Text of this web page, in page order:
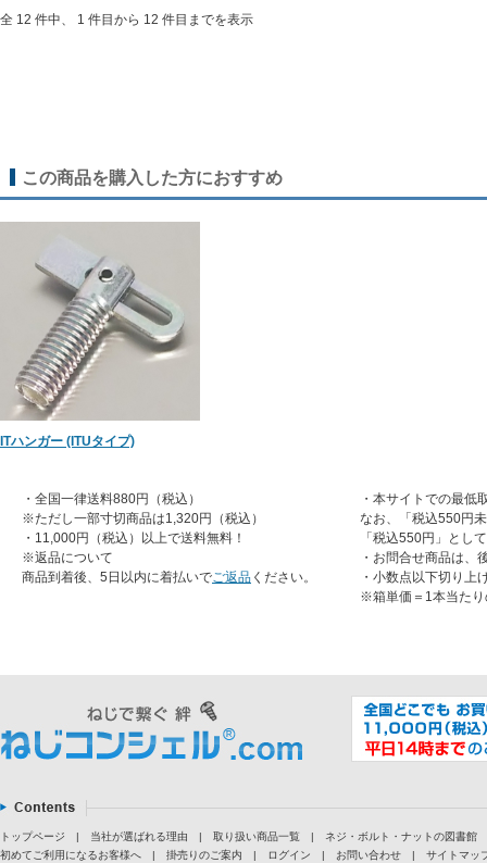
全 12 件中、 1 件目から 12 件目までを表示
この商品を購入した方におすすめ
ITハンガー (ITUタイプ)
・全国一律送料880円（税込）
※ただし一部寸切商品は1,320円（税込）
・11,000円（税込）以上で送料無料！
※返品について
商品到着後、5日以内に着払いでご返品 ください。
・本サイトでの最低
なお、「税込550円
「税込550円」とし
・お問合せ商品は、
・小数点以下切り上
※箱単価＝1本当たり
トップページ | 当社が選ばれる理由 | 取り扱い商品一覧 |
ネジ・ボルト・ナットの図書館
初めてご利用になるお客様へ
| 掛売りのご案内 | ログイン | お問い合わせ |
サイトマッ